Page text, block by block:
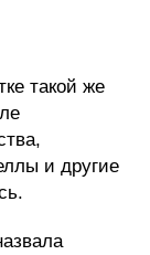
такой же
и другие